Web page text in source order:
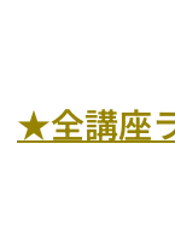
★全講座